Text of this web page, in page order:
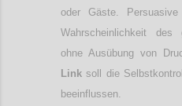
oder Gäste.
Wahrscheinlichkeit des
ohne Ausübung von
Link soll die
beeinflussen.